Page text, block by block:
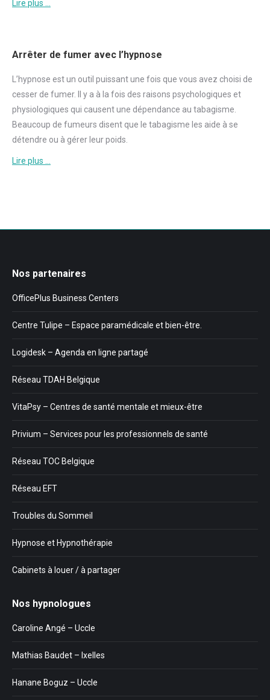
Lire plus …
Arrêter de fumer avec l’hypnose
L’hypnose est un outil puissant une fois que vous avez choisi de
cesser de fumer. Il y a à la fois des raisons psychologiques et
physiologiques qui causent une dépendance au tabagisme.
Beaucoup de fumeurs disent que le tabagisme les aide à se
détendre ou à gérer leur poids.
Lire plus …
Nos partenaires
OfficePlus Business Centers
Centre Tulipe – Espace paramédicale et bien-être.
Logidesk – Agenda en ligne partagé
Réseau TDAH Belgique
VitaPsy – Centres de santé mentale et mieux-être
Privium – Services pour les professionnels de santé
Réseau TOC Belgique
Réseau EFT
Troubles du Sommeil
Hypnose et Hypnothérapie
Cabinets à louer / à partager
Nos hypnologues
Caroline Angé – Uccle
Mathias Baudet – Ixelles
Hanane Boguz – Uccle